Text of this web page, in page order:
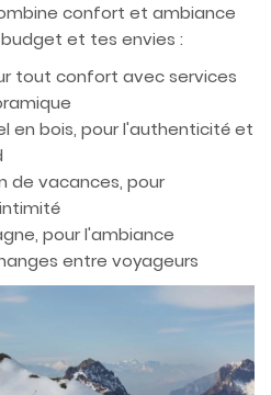
confort et ambiance
et tes envies :
tout confort avec services
en bois, pour l'authenticité et
de vacances, pour
pour l'ambiance
entre voyageurs